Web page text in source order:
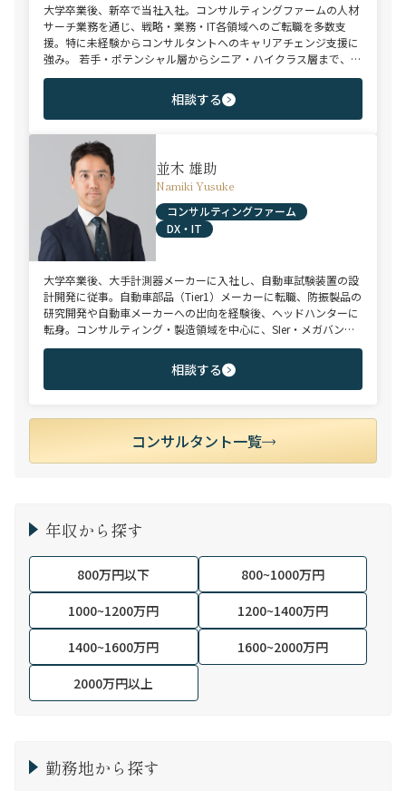
大学卒業後、新卒で当社入社。コンサルティングファームの人材
サーチ業務を通じ、戦略・業務・IT各領域へのご転職を多数支
援。特に未経験からコンサルタントへのキャリアチェンジ支援に
強み。 若手・ポテンシャル層からシニア・ハイクラス層まで、候
補者様のご志向と市場動向を踏まえ最適なキャリアをご提案させ
相談する
並木 雄助
Namiki Yusuke
コンサルティングファーム
DX・IT
大学卒業後、大手計測器メーカーに入社し、自動車試験装置の設
計開発に従事。自動車部品（Tier1）メーカーに転職、防振製品の
研究開発や自動車メーカーへの出向を経験後、ヘッドハンターに
転身。コンサルティング・製造領域を中心に、SIer・メガバン
ク・VCなど幅広いご支援実績。 【受賞歴】 ・日経転職版
Performance Award Executive部門 MVP ・日系総合コンサルティ
ング企業 入社実績 個人賞受賞 ・外資系エンジニアリング企業 コ
ンサルティング事業部 入社実績3位
相談する
コンサルタント一覧
年収から探す
800万円以下
800~1000万円
1000~1200万円
1200~1400万円
1400~1600万円
1600~2000万円
2000万円以上
勤務地から探す